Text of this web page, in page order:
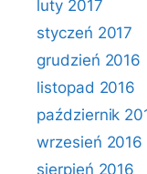
luty 2017
styczeń 2017
grudzień 2016
listopad 2016
październik
wrzesień 2016
sierpień 2016